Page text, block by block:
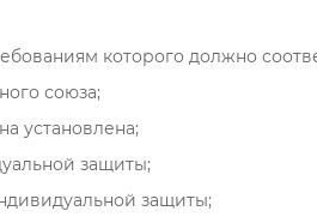
которого должно
союза;
установлена;
защиты;
защиты;